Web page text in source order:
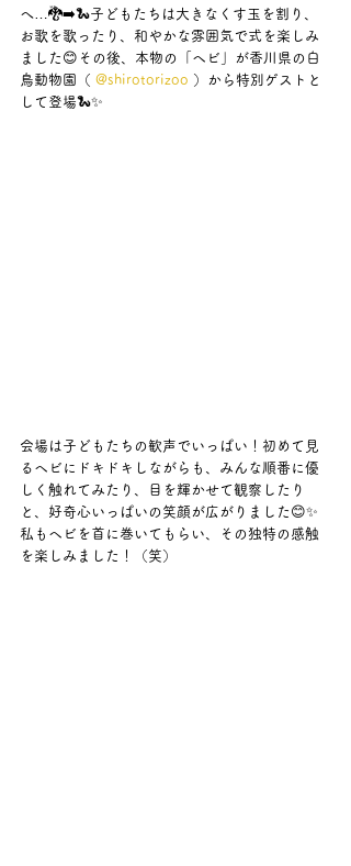
へ…🐉➡️🐍子どもたちは大きなくす玉を割り、
お歌を歌ったり、和やかな雰囲気で式を楽しみ
ました😊その後、本物の「ヘビ」が香川県の白
鳥動物園（ @shirotorizoo ）から特別ゲストと
して登場🐍✨
会場は子どもたちの歓声でいっぱい！初めて見
るヘビにドキドキしながらも、みんな順番に優
しく触れてみたり、目を輝かせて観察したり
と、好奇心いっぱいの笑顔が広がりました😊✨
私もヘビを首に巻いてもらい、その独特の感触
を楽しみました！（笑）